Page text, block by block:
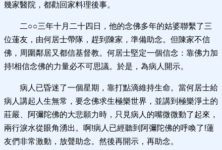
幾家醫院，都勸回家料理後事。
二○○三年十月二十四日，他的念佛多年的姑婆聯繫了三
位蓮友，由何居士帶隊，趕到陳家，準備助念。但陳家不信
佛，周圍鄰居又都信基督教。何居士堅定一個信念：靠佛力加
持!相信念佛的力量必不可思議。於是，為病人開示。
病人已昏迷了一個星期，靠打點滴維持生命。當何居士給
病人講起人生無常，要念佛求生極樂世界，並講到極樂淨土的
莊嚴、阿彌陀佛的大悲願力時，只見病人的嘴微微動了起來，
兩行淚水從眼角湧出。啊!病人已經聽到阿彌陀佛的呼喚了!蓮
友們非常激動，放聲助念。然後再開示，再助念。